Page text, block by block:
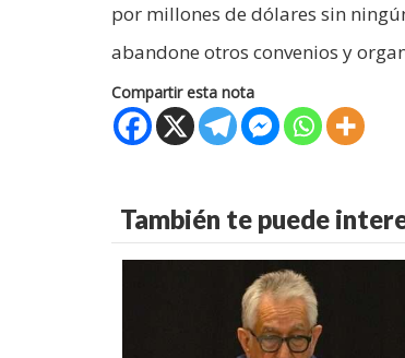
por millones de dólares sin
abandone otros convenios y
Compartir esta nota
También te puede